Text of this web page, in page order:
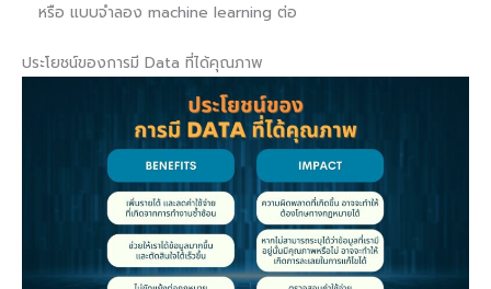
หรือ แบบจำลอง machine learning ต่อ
ประโยชน์ของการมี Data ที่ได้คุณภาพ